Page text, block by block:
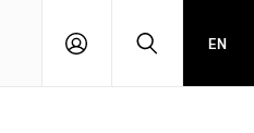
PŘIHLÁŠENÍHLEDAT
EN